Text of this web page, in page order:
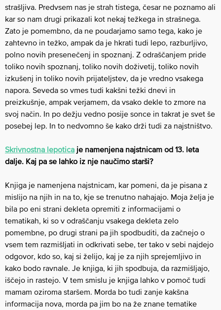
strašljiva. Predvsem nas je strah tistega, česar ne poznamo ali
kar so nam drugi prikazali kot nekaj težkega in strašnega.
Zato je pomembno, da ne poudarjamo samo tega, kako je
zahtevno in težko, ampak da je hkrati tudi lepo, razburljivo,
polno novih presenečenj in spoznanj. Z odraščanjem pride
toliko novih spoznanj, toliko novih doživetij, toliko novih
izkušenj in toliko novih prijateljstev, da je vredno vsakega
napora. Seveda so vmes tudi kakšni težki dnevi in
preizkušnje, ampak verjamem, da vsako dekle to zmore na
svoj način. In po dežju vedno posije sonce in takrat je svet še
posebej lep. In to nedvomno še kako drži tudi za najstništvo.
Skrivnostna lepotica je namenjena najstnicam od 13. leta
dalje. Kaj pa se lahko iz nje naučimo starši?
Knjiga je namenjena najstnicam, kar pomeni, da je pisana z
mislijo na njih in na to, kje se trenutno nahajajo. Moja želja je
bila po eni strani dekleta opremiti z informacijami o
tematikah, ki so v odraščanju vsakega dekleta zelo
pomembne, po drugi strani pa jih spodbuditi, da začnejo o
vsem tem razmišljati in odkrivati sebe, ter tako v sebi najdejo
odgovor, kdo so, kaj si želijo, kaj je za njih sprejemljivo in
kako bodo ravnale. Je knjiga, ki jih spodbuja, da razmišljajo,
iščejo in rastejo. V tem smislu je knjiga lahko v pomoč tudi
mamam oziroma staršem. Morda bo tudi zanje kakšna
informacija nova, morda pa jim bo na že znane tematike